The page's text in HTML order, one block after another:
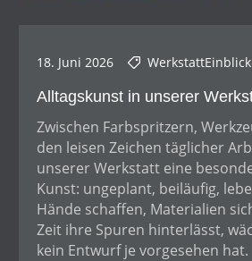
18. Juni 2026
Alltagskunst in unserer
Zwischen Farbspritzern,
den leisen Zeichen täglicher
unserer Werkstatt eine
Kunst: ungeplant, beiläufig,
Hände schaffen, Materialien
Zeit ihre Spuren hinterlässt,
kein Entwurf je vorgesehen hat.